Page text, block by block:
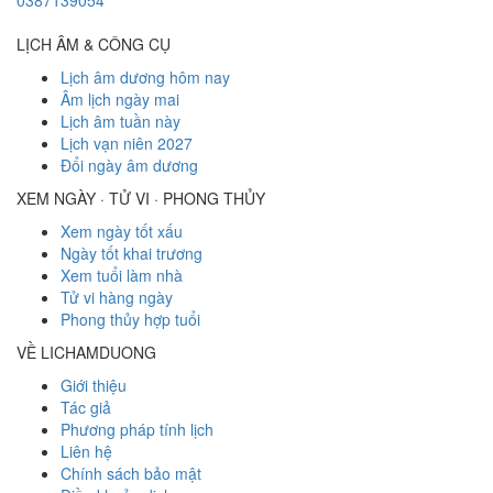
LỊCH ÂM & CÔNG CỤ
Lịch âm dương hôm nay
Âm lịch ngày mai
Lịch âm tuần này
Lịch vạn niên 2027
Đổi ngày âm dương
XEM NGÀY · TỬ VI · PHONG THỦY
Xem ngày tốt xấu
Ngày tốt khai trương
Xem tuổi làm nhà
Tử vi hàng ngày
Phong thủy hợp tuổi
VỀ LICHAMDUONG
Giới thiệu
Tác giả
Phương pháp tính lịch
Liên hệ
Chính sách bảo mật